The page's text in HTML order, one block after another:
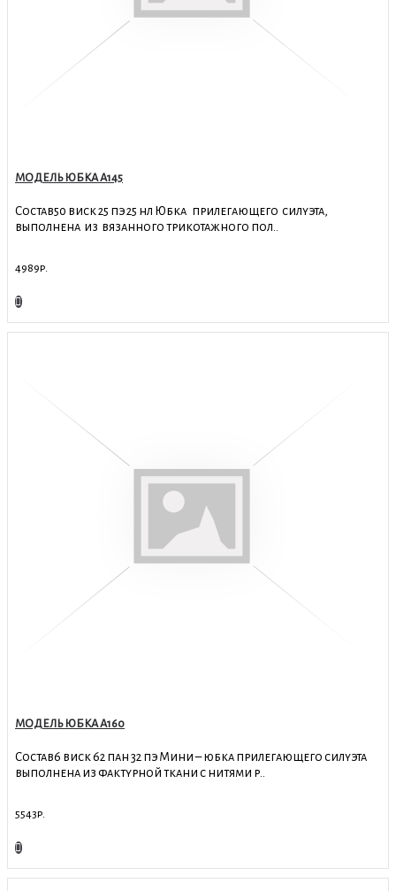
МОДЕЛЬ ЮБКА А145
Состав50 виск 25 пэ 25 нл Юбка прилегающего силуэта,
выполнена из вязанного трикотажного пол..
4989р.
МОДЕЛЬ ЮБКА А160
Состав6 виск 62 пан 32 пэ Мини – юбка прилегающего силуэта
выполнена из фактурной ткани с нитями р..
5543р.